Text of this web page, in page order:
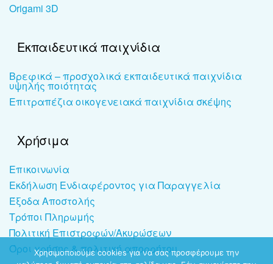
Origami 3D
Εκπαιδευτικά παιχνίδια
Βρεφικά – προσχολικά εκπαιδευτικά παιχνίδια
υψηλής ποιότητας
Επιτραπέζια οικογενειακά παιχνίδια σκέψης
Χρήσιμα
Επικοινωνία
Εκδήλωση Ενδιαφέροντος για Παραγγελία
Έξοδα Αποστολής
Τρόποι Πληρωμής
Πολιτική Επιστροφών/Ακυρώσεων
Όροι χρήσης & πολιτική απορρήτου
Χρησιμοποιούμε cookies για να σας προσφέρουμε την